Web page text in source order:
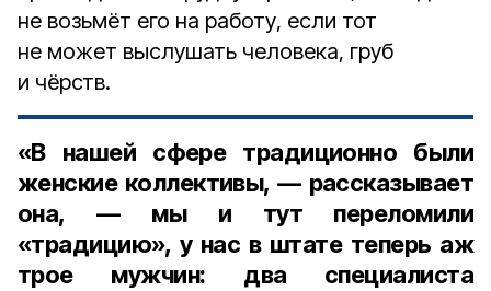
не возьмёт его на работу, если тот
не может выслушать человека, груб
и чёрств.
«В нашей сфере традиционно были
женские коллективы, — рассказывает
она, — мы и тут переломили
«традицию», у нас в штате теперь аж
трое мужчин: два специалиста